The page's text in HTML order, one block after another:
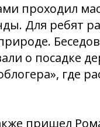
проходил
Для ребят
о посадке
где
пришел